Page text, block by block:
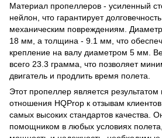
Материал пропеллеров - усиленный
нейлон, что гарантирует
механическим повреждениям.
18 мм, а толщина - 9.1 мм, что
крепление на валу диаметром 5 мм.
всего 23.3 грамма, что позволяет
двигатель и продлить время полета.
Этот пропеллер является результатом
отношения HQProp к отзывам
самых высоких стандартов качества.
помощником в любых условиях